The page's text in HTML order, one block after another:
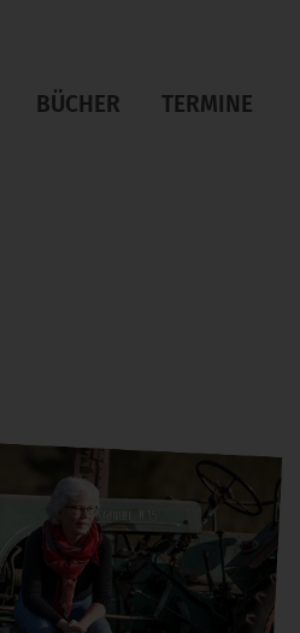
BÜCHER TERMINE